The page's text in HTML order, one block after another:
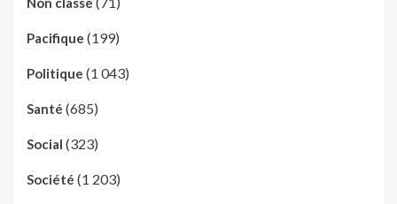
Pacifique (199)
Politique (1 043)
Santé (685)
Social (323)
Société (1 203)